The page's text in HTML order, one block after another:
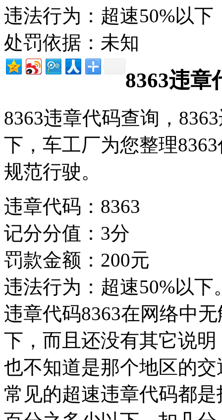
违法行为：超速50%以下
处罚依据：未知
8363违章
8363违章代码查询，
下，车工厂为您整理
规范行驶。
违章代码：8363
记分分值：3分
罚款金额：200元
违法行为：超速50%以下
违章代码8363在网络中
下，而且还没有其它说
也不知道是那个地区的
常见的超速违章代码都